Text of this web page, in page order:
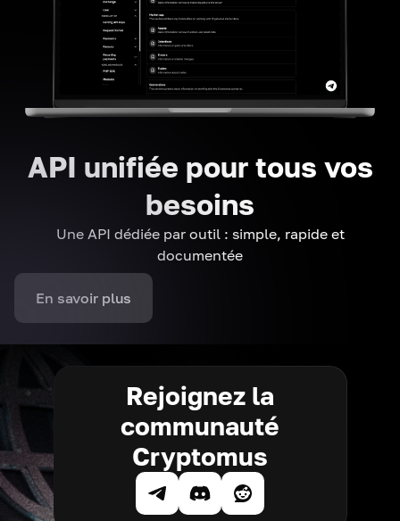
API unifiée pour tous vos
besoins
Une API dédiée par outil : simple, rapide et
documentée
En savoir plus
Rejoignez la
communauté
Cryptomus